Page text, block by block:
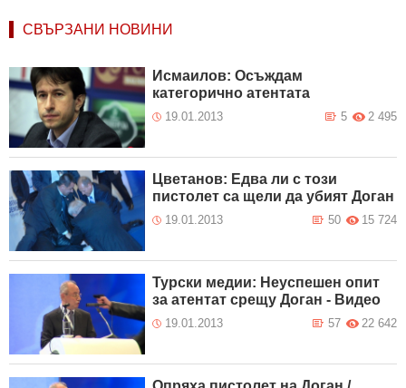
СВЪРЗАНИ НОВИНИ
Исмаилов: Осъждам
категорично атентата
19.01.2013 2 495
5
Цветанов: Едва ли с този
пистолет са щели да убият Доган
19.01.2013 15 724
50
Турски медии: Неуспешен опит
за атентат срещу Доган - Видео
19.01.2013 22 642
57